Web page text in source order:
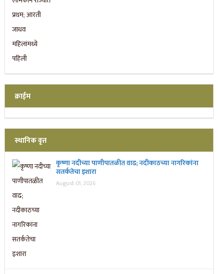
क्राईम
स्थानिक वृत्त
कृष्णा नदीच्या पाणीपातळीत वाढ; नदीकाठच्या नागरिकांना
सतर्कतेचा इशारा
August 01, 2026